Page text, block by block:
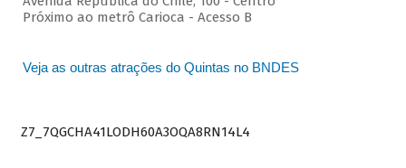
Próximo ao metrô Carioca - Acesso B
Veja as outras atrações do Quintas no BNDES
Z7_7QGCHA41LODH60A3OQA8RN14L4